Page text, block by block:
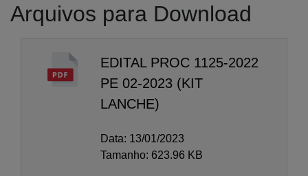
Arquivos para Download
EDITAL PROC 1125-2022
PE 02-2023 (KIT
LANCHE)
Data: 13/01/2023
Tamanho: 623.96 KB